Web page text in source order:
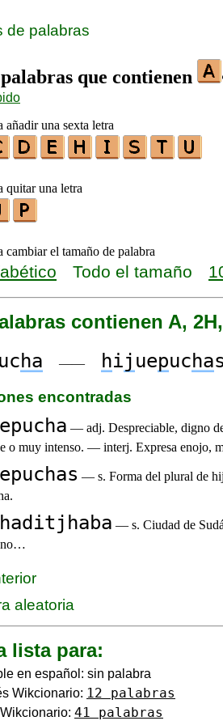
de palabras
que contienen
añadir una sexta letra
quitar una letra
cambiar el tamaño de palabra
Todo el tamaño
contienen A,
ucha —— hij uepuchas
encontradas
— adj. Despreciable, digno
o muy intenso. — interj. Expresa enojo,
— s. Forma del plural de
— s. Ciudad de
aleatoria
lista para:
en español: sin palabra
Wikcionario: 12 palabras
41 palabras